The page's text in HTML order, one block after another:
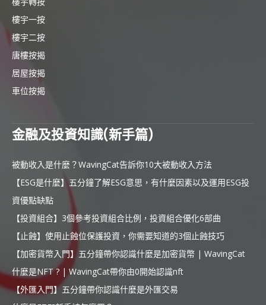
樓宇一按
樓宇二按
唐樓按揭
居屋按揭
車位按揭
金融及投資知識(新手篇)
被動收入是什麼？WavingCat告訴你10大被動收入方法
【ESG是什麼】五分鐘了解ESG意思，有什麼因素以及運用ESG投
資優點缺點
【投資組合】3個參考投資組合比例，投資組合優化6部曲
【止蝕】使用止蝕位保護投資，你需要知道的3個止蝕技巧
【加密貨幣入門】五分鐘帶你認識什麼是加密貨幣 | WavingCat
什麼是NFT ? | WavingCat帶你由0開始認識nft
【外匯入門】五分鐘帶你認識什麼是外匯交易